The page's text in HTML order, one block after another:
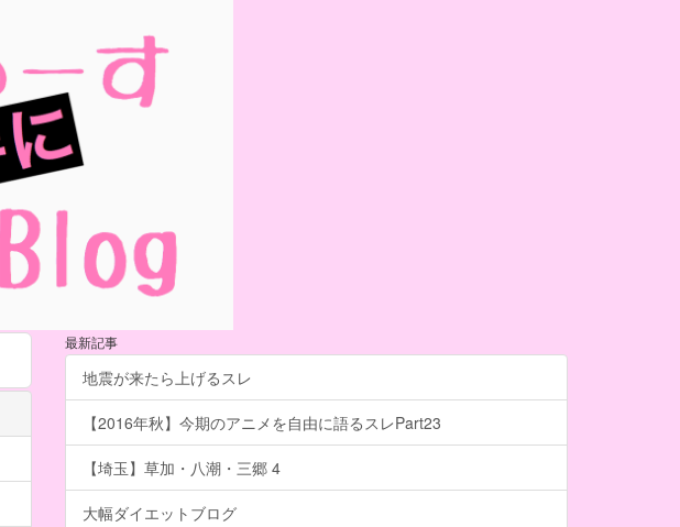
最新記事
地震が来たら上げるスレ
【2016年秋】今期のアニメを自由に語るスレPart23
【埼玉】草加・八潮・三郷 4
大幅ダイエットブログ